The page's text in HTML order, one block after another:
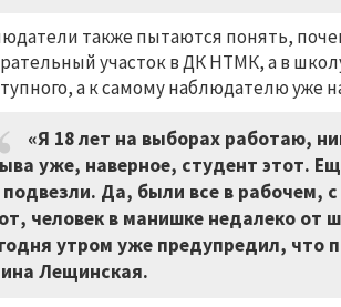
также пытаются понять,
участок в ДК НТМК, а в
а к самому наблюдателю уже
«Я 18 лет на выборах работаю,
уже, наверное, студент этот.
подвезли. Да, были все в рабочем,
человек в манишке недалеко от
утром уже предупредил, что
Лещинская.